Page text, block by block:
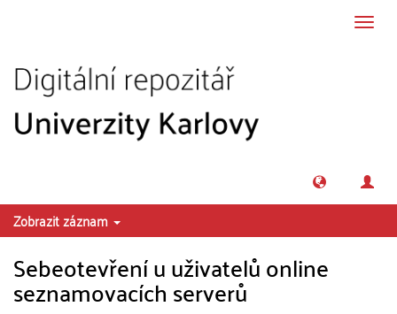
Zobrazit záznam
Sebeotevření u uživatelů online
seznamovacích serverů